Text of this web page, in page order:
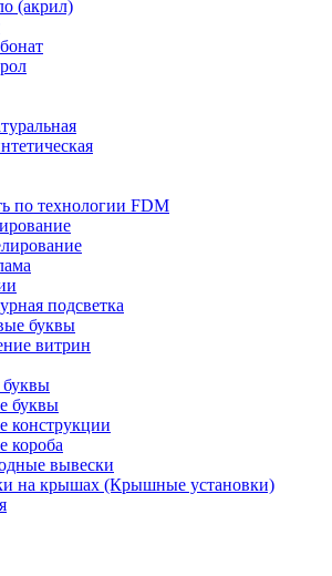
(акрил)
по технологии FDM
подсветка
буквы
витрин
буквы
конструкции
короба
вывески
на крышах (Крышные установки)